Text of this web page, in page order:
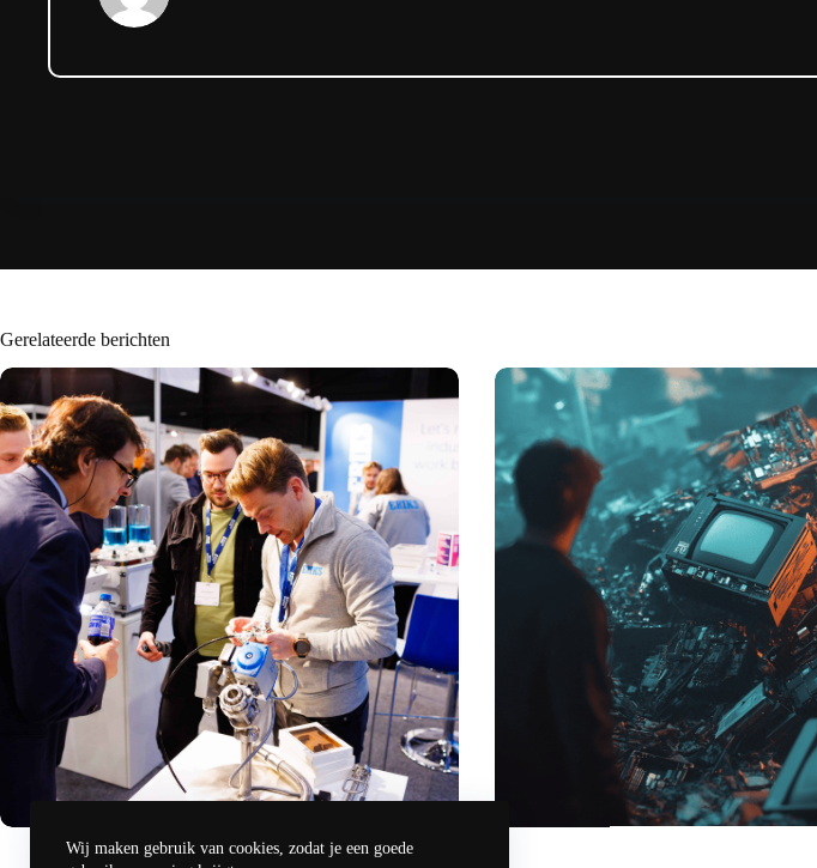
Wij maken gebruik van cookies, zodat je een goede
Gerelateerde berichten
Precisiebeurs: clubhuis, reünie, netwerklocatie, masterclass
en plek voor verwondering